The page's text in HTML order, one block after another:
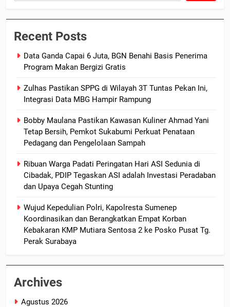
Recent Posts
Data Ganda Capai 6 Juta, BGN Benahi Basis Penerima
Program Makan Bergizi Gratis
Zulhas Pastikan SPPG di Wilayah 3T Tuntas Pekan Ini,
Integrasi Data MBG Hampir Rampung
Bobby Maulana Pastikan Kawasan Kuliner Ahmad Yani
Tetap Bersih, Pemkot Sukabumi Perkuat Penataan
Pedagang dan Pengelolaan Sampah
Ribuan Warga Padati Peringatan Hari ASI Sedunia di
Cibadak, PDIP Tegaskan ASI adalah Investasi Peradaban
dan Upaya Cegah Stunting
Wujud Kepedulian Polri, Kapolresta Sumenep
Koordinasikan dan Berangkatkan Empat Korban
Kebakaran KMP Mutiara Sentosa 2 ke Posko Pusat Tg.
Perak Surabaya
Archives
Agustus 2026